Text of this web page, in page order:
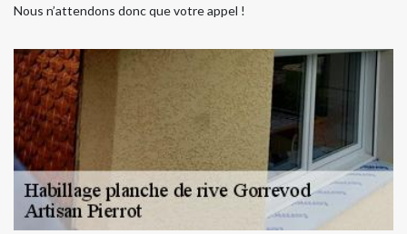
Nous n’attendons donc que votre appel !